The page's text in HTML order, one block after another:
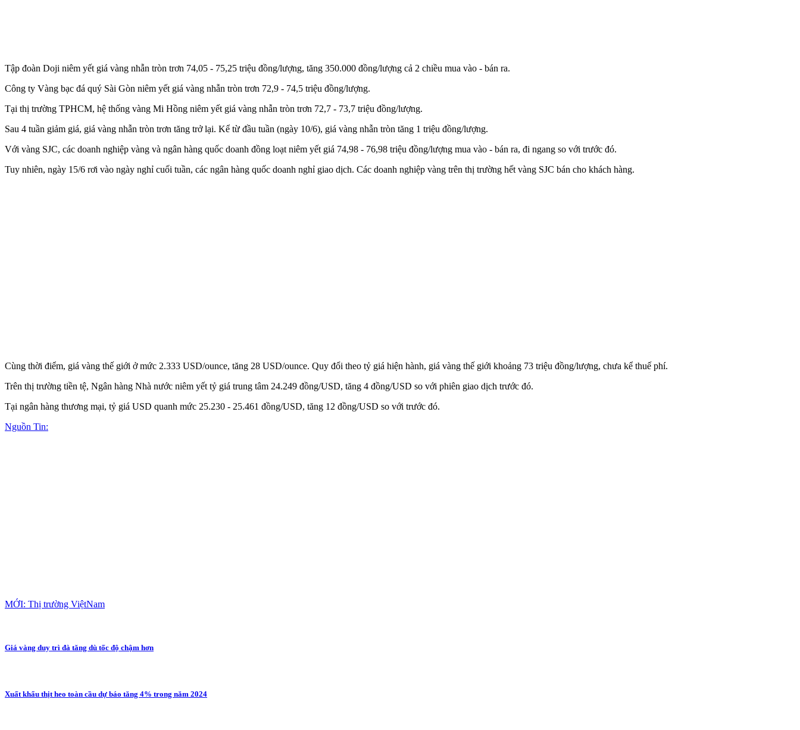
Tập đoàn Doji niêm yết giá vàng nhẫn tròn trơn 74,05 - 75,25 triệu đồng/lượng, tăng 350.000 đồng/lượng cả 2 chiều mua vào - bán ra.
Công ty Vàng bạc đá quý Sài Gòn niêm yết giá vàng nhẫn tròn trơn 72,9 - 74,5 triệu đồng/lượng.
Tại thị trường TPHCM, hệ thống vàng Mi Hồng niêm yết giá vàng nhẫn tròn trơn 72,7 - 73,7 triệu đồng/lượng.
Sau 4 tuần giảm giá, giá vàng nhẫn tròn trơn tăng trở lại. Kể từ đầu tuần (ngày 10/6), giá vàng nhẫn tròn tăng 1 triệu đồng/lượng.
Với vàng SJC, các doanh nghiệp vàng và ngân hàng quốc doanh đồng loạt niêm yết giá 74,98 - 76,98 triệu đồng/lượng mua vào - bán ra, đi ngang so với trước đó.
Tuy nhiên, ngày 15/6 rơi vào ngày nghỉ cuối tuần, các ngân hàng quốc doanh nghỉ giao dịch. Các doanh nghiệp vàng trên thị trường hết vàng SJC bán cho khách hàng.
Cùng thời điểm, giá vàng thế giới ở mức 2.333 USD/ounce, tăng 28 USD/ounce. Quy đổi theo tỷ giá hiện hành, giá vàng thế giới khoảng 73 triệu đồng/lượng, chưa kể thuế phí.
Trên thị trường tiền tệ, Ngân hàng Nhà nước niêm yết tỷ giá trung tâm 24.249 đồng/USD, tăng 4 đồng/USD so với phiên giao dịch trước đó.
Tại ngân hàng thương mại, tỷ giá USD quanh mức 25.230 - 25.461 đồng/USD, tăng 12 đồng/USD so với trước đó.
Nguồn Tin:
MỚI: Thị trường ViệtNam
Giá vàng duy trì đà tăng dù tốc độ chậm hơn
Xuất khẩu thịt heo toàn cầu dự báo tăng 4% trong năm 2024